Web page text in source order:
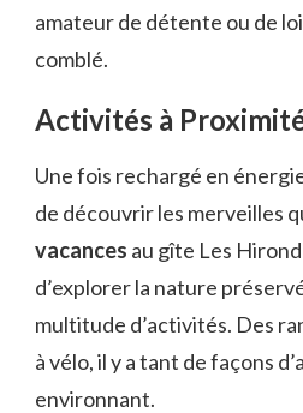
amateur de détente ou de
comblé.
Activités à
Une fois rechargé en
de découvrir les merveilles
vacances au gîte Les
d’explorer la nature
multitude d’activités. Des
à vélo, il y a tant de façons
environnant.